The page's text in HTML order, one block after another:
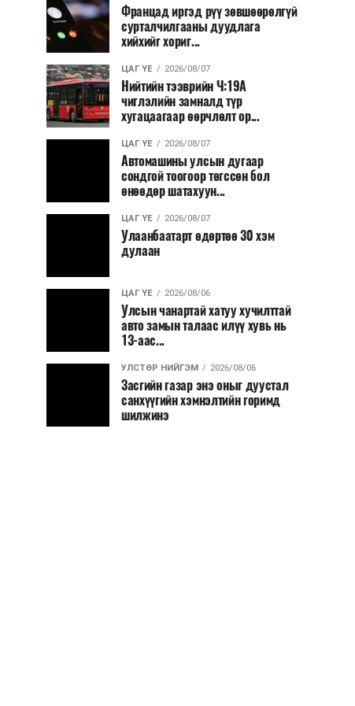
Францад иргэд рүү зөвшөөрөлгүй
сурталчилгааны дуудлага
хийхийг хориг...
ЦАГ ҮЕ 2026/08/07
Нийтийн тээврийн Ч:19А
чиглэлийн замналд түр
хугацаагаар өөрчлөлт ор...
ЦАГ ҮЕ 2026/08/07
Автомашины улсын дугаар
сондгой тоогоор төгссөн бол
өнөөдөр шатахуун...
ЦАГ ҮЕ 2026/08/07
Улаанбаатарт өдөртөө 30 хэм
дулаан
ЦАГ ҮЕ 2026/08/06
Улсын чанартай хатуу хучилттай
авто замын талаас илүү хувь нь
13-аас...
УЛСТӨР НИЙГЭМ 2026/08/06
Засгийн газар энэ оныг дуустал
санхүүгийн хэмнэлтийн горимд
шилжинэ